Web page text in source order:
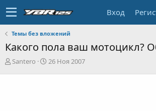
Вход
Темы без вложений
Какого пола ваш мотоцикл?
А
Santero
Д
26 Ноя 2007